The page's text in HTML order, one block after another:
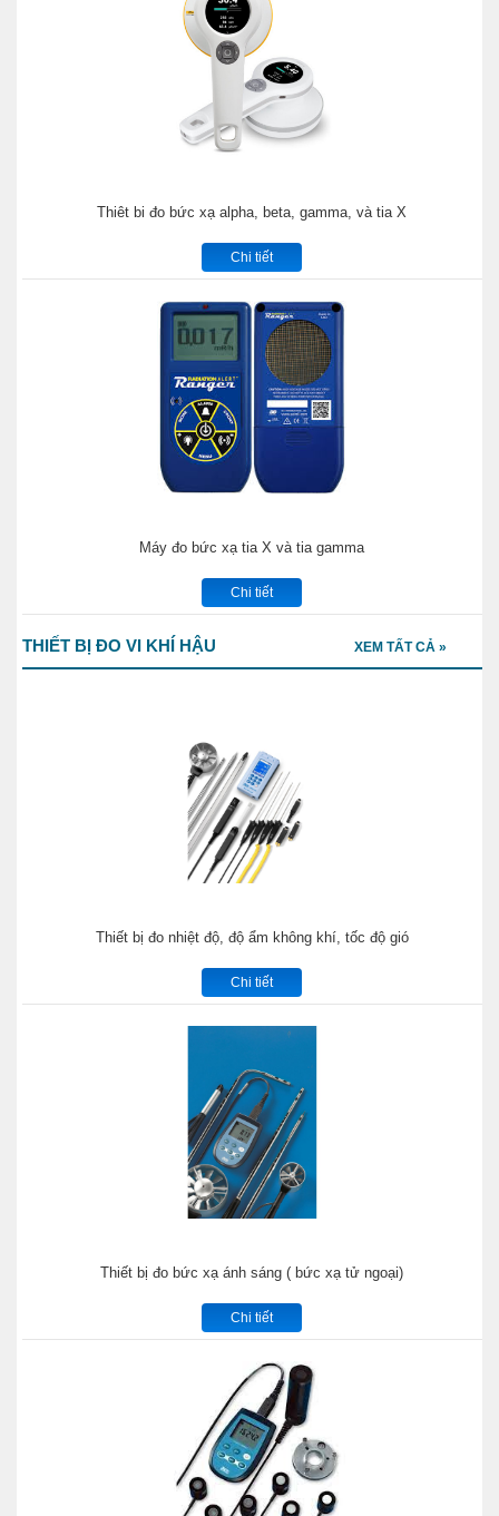
Thiêt bi đo bức xạ alpha, beta, gamma, và tia X
Chi tiết
Máy đo bức xạ tia X và tia gamma
Chi tiết
THIẾT BỊ ĐO VI KHÍ HẬU XEM TẤT CẢ »
Thiết bị đo nhiệt độ, độ ẩm không khí, tốc độ gió
Chi tiết
Thiết bị đo bức xạ ánh sáng ( bức xạ tử ngoại)
Chi tiết